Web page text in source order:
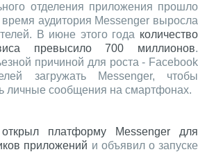
отделения приложения прошло
аудитория Messenger выросла
В июне этого года количество
превысило 700 миллионов.
причиной для роста - Facebook
загружать Messenger, чтобы
личные сообщения на смартфонах.
открыл платформу Messenger для
приложений и объявил о запуске